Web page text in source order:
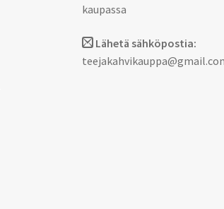
kaupassa
Lähetä sähköpostia: